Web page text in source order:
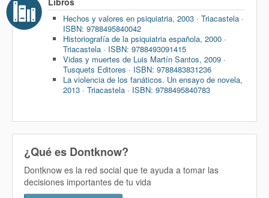
Hechos y valores en psiquiatria, 2003 · Triacastela ·
ISBN: 9788495840042
Historiografía de la psiquiatria española, 2000 ·
Triacastela · ISBN: 9788493091415
Vidas y muertes de Luis Martín Santos, 2009 ·
Tusquets Editores · ISBN: 9788483831236
La violencia de los fanáticos. Un ensayo de novela,
2013 · Triacastela · ISBN: 9788495840783
¿Qué es Dontknow?
Dontknow es la red social que te ayuda a tomar las
decisiones importantes de tu vida